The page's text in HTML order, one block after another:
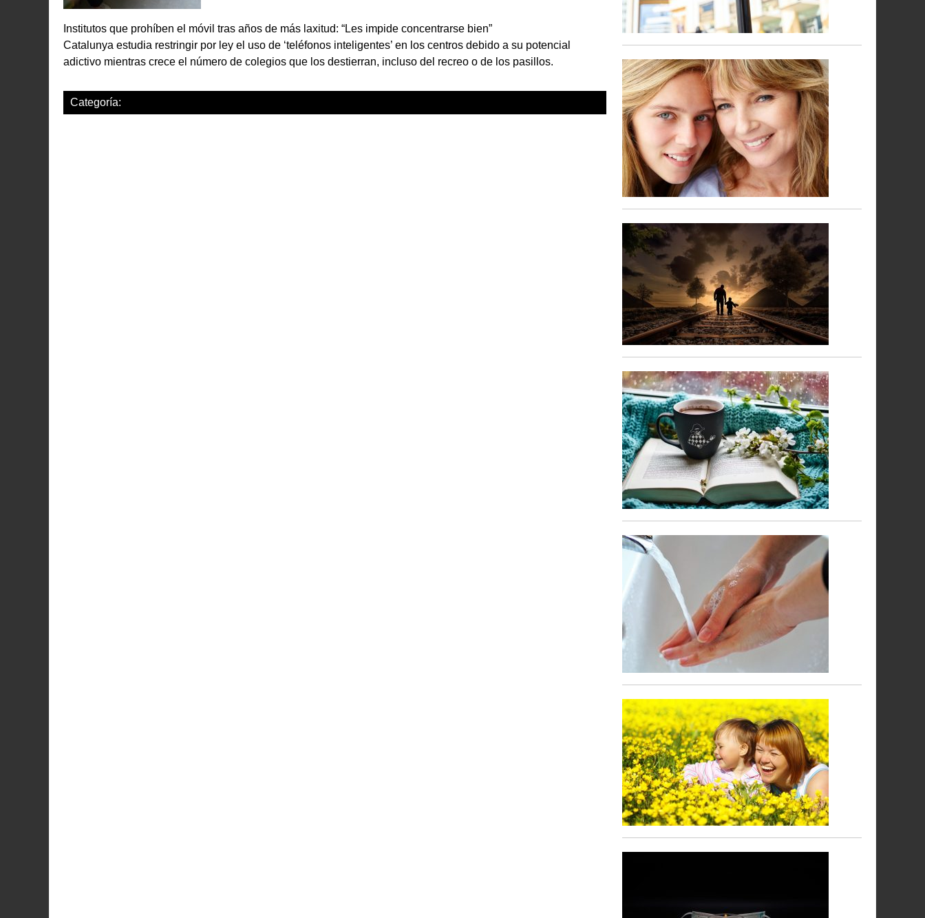
Institutos que prohíben el móvil tras años de más laxitud: “Les impide concentrarse bien”
Catalunya estudia restringir por ley el uso de ‘teléfonos inteligentes’ en los centros debido a su potencial
adictivo mientras crece el número de colegios que los destierran, incluso del recreo o de los pasillos.
Categoría: